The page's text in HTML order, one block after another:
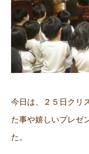
今日は、２５日クリ
た事や嬉しいプレゼ
た。